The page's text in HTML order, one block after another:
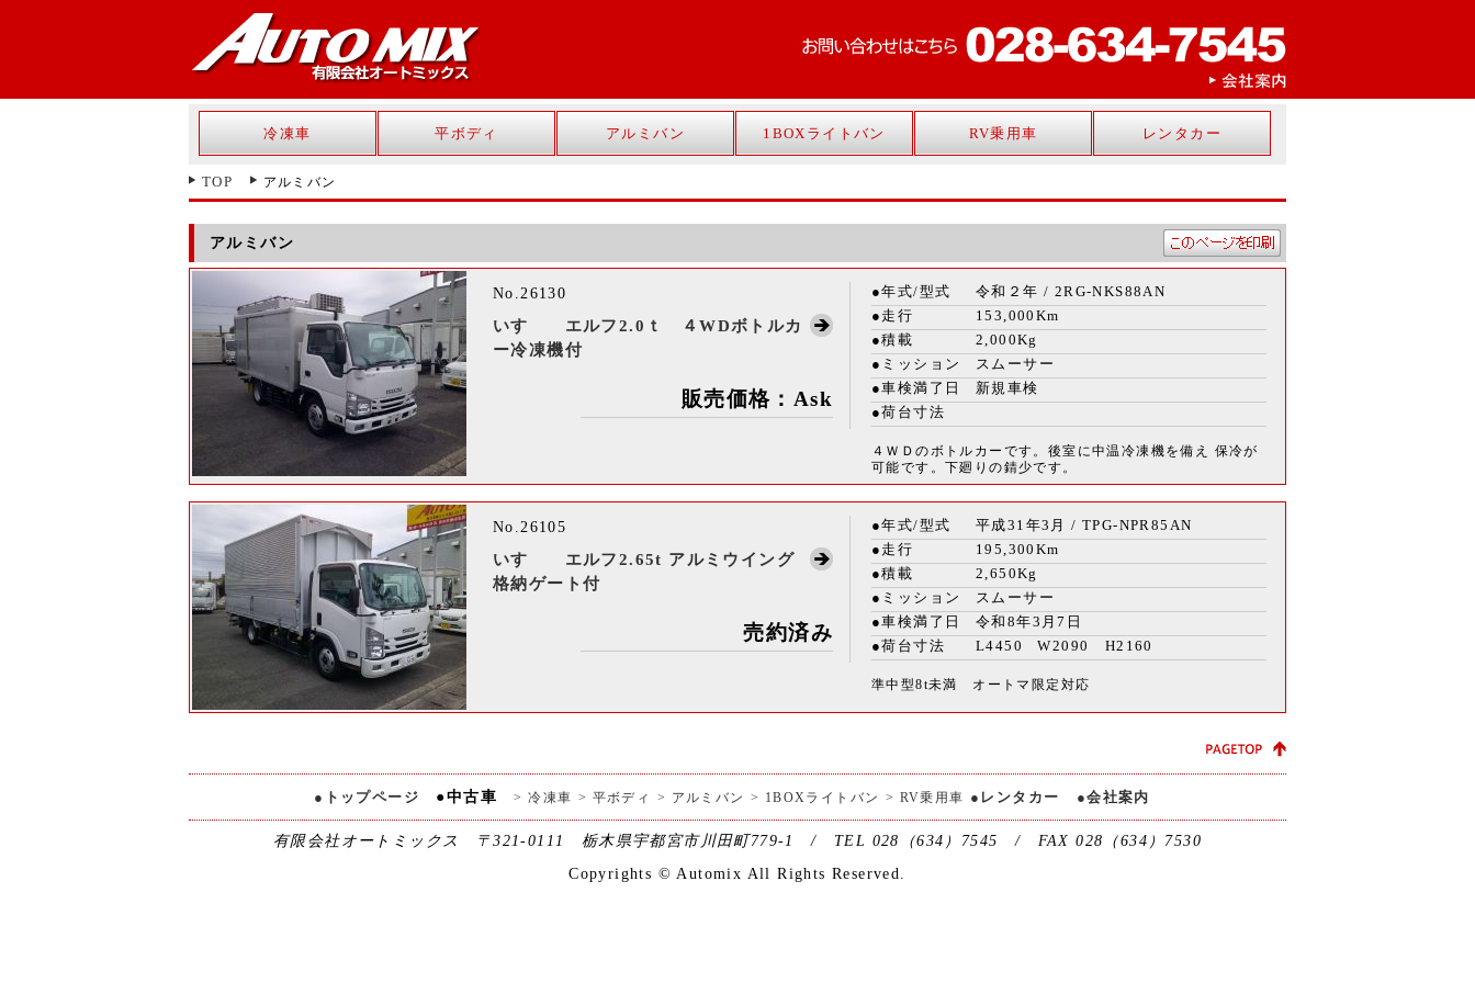
冷凍車 平ボディ アルミバン 1BOXライトバン RV乗用車 レンタカー
TOP アルミバン
アルミバン
No.26130
いすゞ エルフ2.0ｔ ４WDボトルカ
ー冷凍機付
販売価格：Ask
年式/型式
令和２年 / 2RG-NKS88AN
走行
153,000Km
積載
2,000Kg
ミッション
スムーサー
車検満了日
新規車検
荷台寸法
４ＷＤのボトルカーです。後室に中温冷凍機を備え 保冷が
可能です。下廻りの錆少です。
No.26105
いすゞ エルフ2.65t アルミウイング
格納ゲート付
売約済み
年式/型式
平成31年3月 / TPG-NPR85AN
走行
195,300Km
積載
2,650Kg
ミッション
スムーサー
車検満了日
令和8年3月7日
荷台寸法
L4450 W2090 H2160
準中型8t未満 オートマ限定対応
トップページ ●中古車 冷凍車 平ボディ アルミバン 1BOXライトバン RV乗用車 レンタカー 会社案内
有限会社オートミックス 〒321-0111 栃木県宇都宮市川田町779-1 / TEL 028（634）7545 / FAX 028（634）7530
Copyrights © Automix All Rights Reserved.